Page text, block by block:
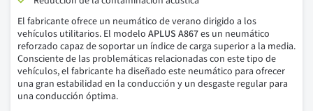
El fabricante ofrece un neumático de verano dirigido a los
vehículos utilitarios. El modelo APLUS A867es un neumático
reforzado capaz de soportar un índice de carga superior a la media.
Consciente de las problemáticas relacionadas con este tipo de
vehículos, el fabricante ha diseñado este neumático para ofrecer
una gran estabilidad en la conducción y un desgaste regular para
una conducción óptima.